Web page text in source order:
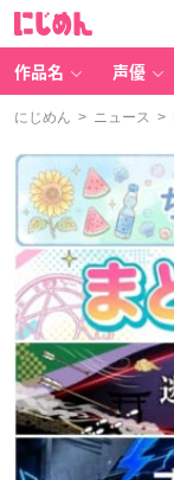
作品名 声優
にじめん > ニュース >